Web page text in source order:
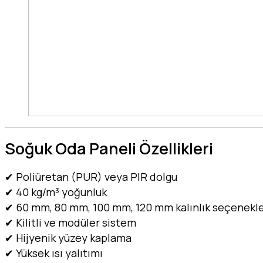
Soğuk Oda Paneli Özellikleri
✔ Poliüretan (PUR) veya PIR dolgu
✔ 40 kg/m³ yoğunluk
✔ 60 mm, 80 mm, 100 mm, 120 mm kalınlık
✔ Kilitli ve modüler sistem
✔ Hijyenik yüzey kaplama
✔ Yüksek ısı yalıtımı